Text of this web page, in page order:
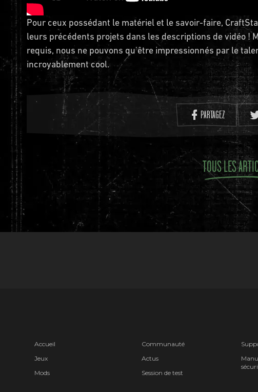
Pour ceux possédant le matériel et le savoir-faire,
leurs précédents projets dans les descriptions de vidéo !
requis, nous ne pouvons qu'être impressionnés par le
incroyablement cool.
PARTAGEZ
TOUS LES
Accueil
Jeux
Mods
Communauté
Actus
Session de test